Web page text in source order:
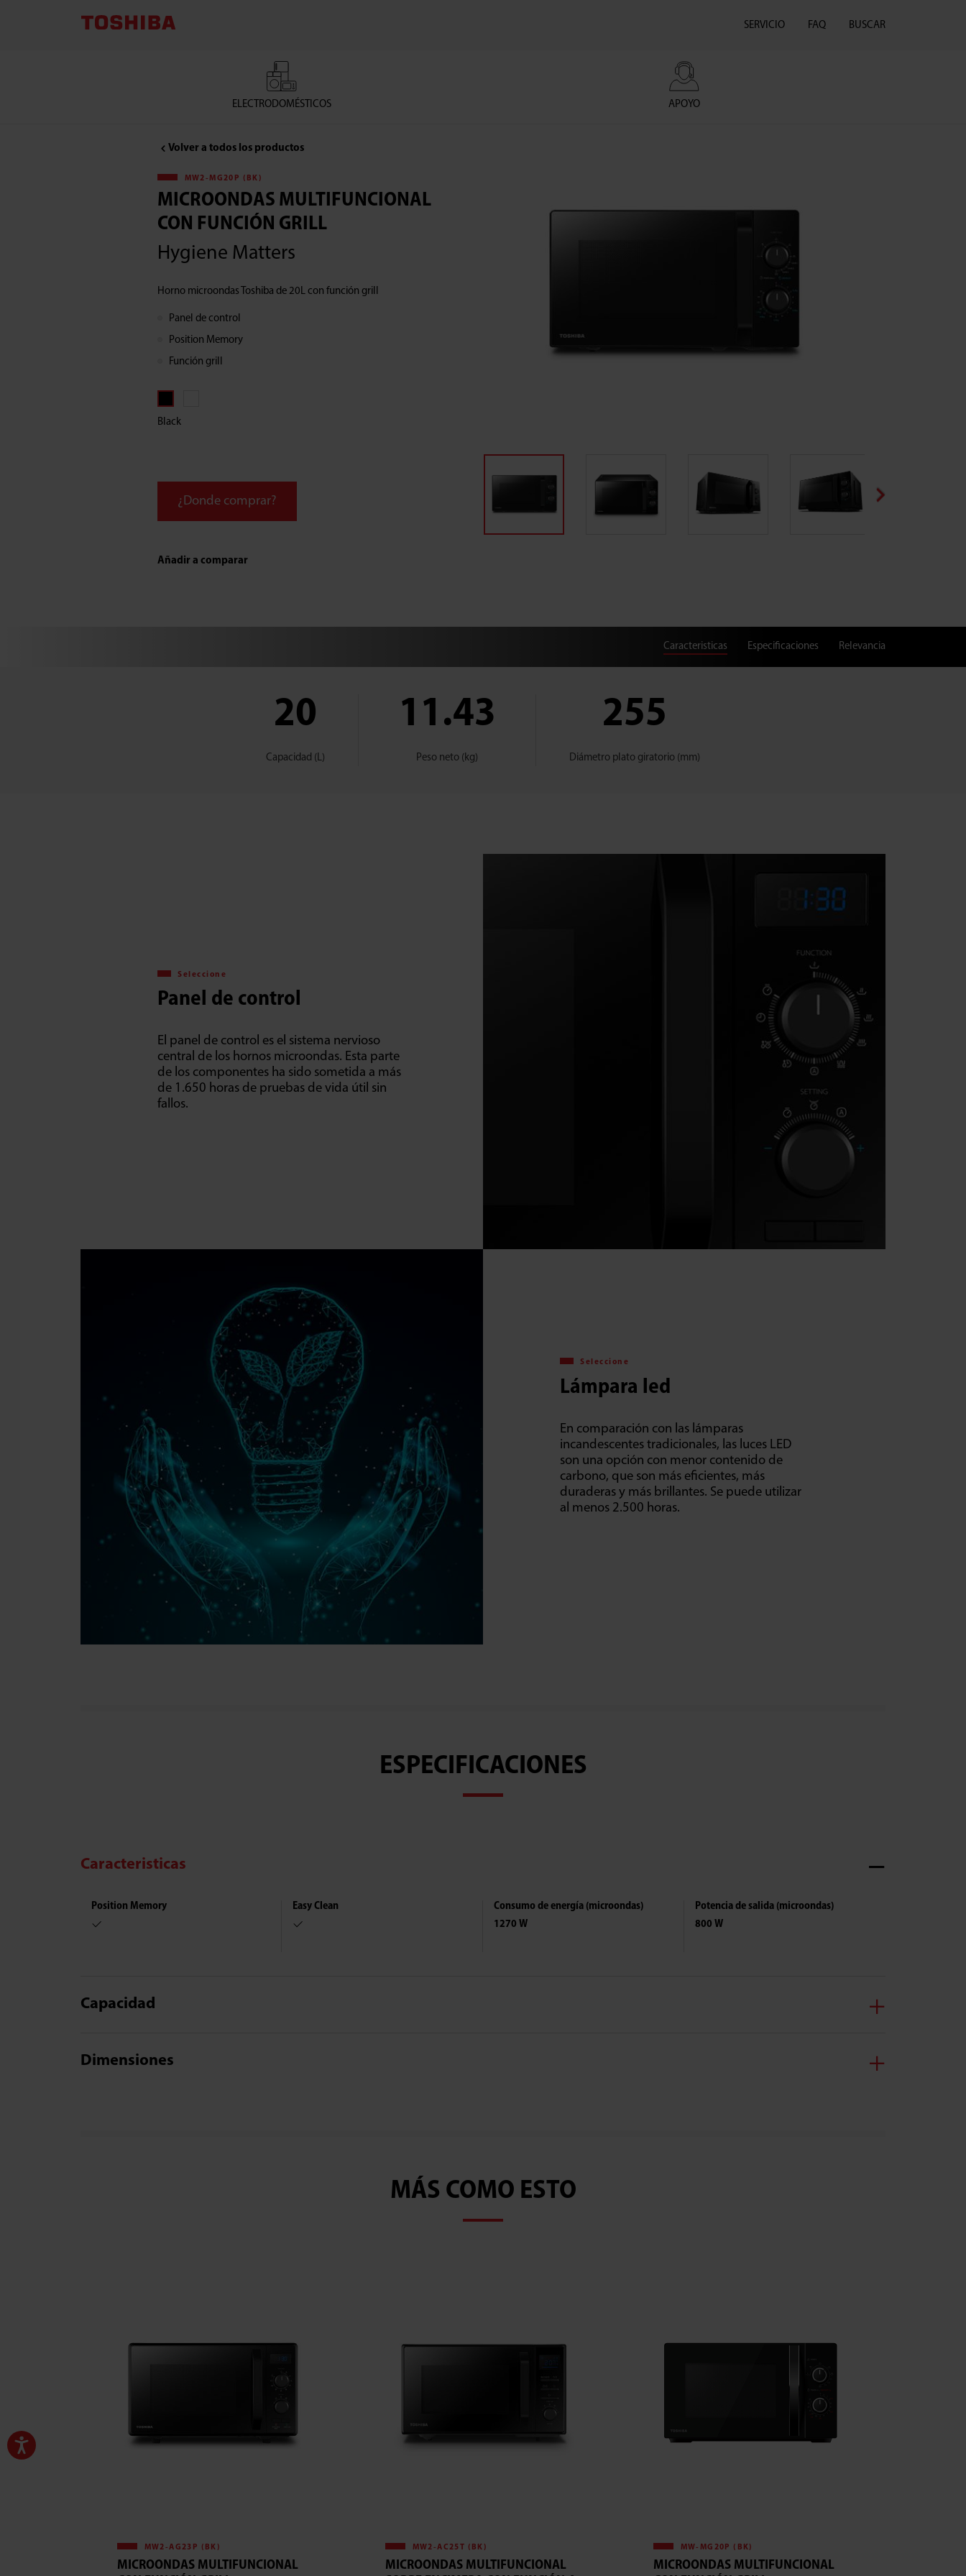
TOSHIBA
CORPORATION
ELECTRODOMÉSTICOS APOYO
SERVICIO FAQ BUSCAR
Volver a todos los productos
MW2-MG20P (BK)
MICROONDAS MULTIFUNCIONAL
CON FUNCIÓN GRILL
Hygiene Matters
Horno microondas Toshiba de 20L con función grill
Panel de control
Position Memory
Función grill
Black
¿Donde comprar?
Añadir a comparar
Caracteristicas Especificaciones Relevancia
20
Capacidad (L)
11.43
Peso neto (kg)
255
Diámetro plato giratorio (mm)
Seleccione
Panel de control
El panel de control es el sistema nervioso
central de los hornos microondas. Esta parte
de los componentes ha sido sometida a más
de 1.650 horas de pruebas de vida útil sin
fallos.
Seleccione
Lámpara led
En comparación con las lámparas
incandescentes tradicionales, las luces LED
son una opción con menor contenido de
carbono, que son más eficientes, más
duraderas y más brillantes. Se puede utilizar
al menos 2.500 horas.
ESPECIFICACIONES
Caracteristicas
Position Memory Easy Clean
Consumo de energía (microondas)
1270 W
Potencia de salida (microondas)
800 W
Capacidad
Dimensiones
MÁS COMO ESTO
MW2-AG23P (BK)
MICROONDAS MULTIFUNCIONAL
MW2-AC25T (BK)
MICROONDAS MULTIFUNCIONAL
MW-MG20P (BK)
MICROONDAS MULTIFUNCIONAL